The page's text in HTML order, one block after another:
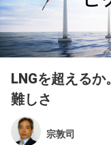
LNGを超える
難しさ
宗敦司